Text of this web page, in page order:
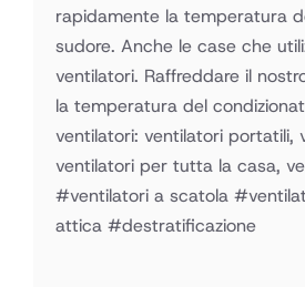
rapidamente la temperatura
sudore. Anche le case che
ventilatori. Raffreddare il
la temperatura del
ventilatori: ventilatori
ventilatori per tutta la casa,
#ventilatori a scatola
attica #destratificazione